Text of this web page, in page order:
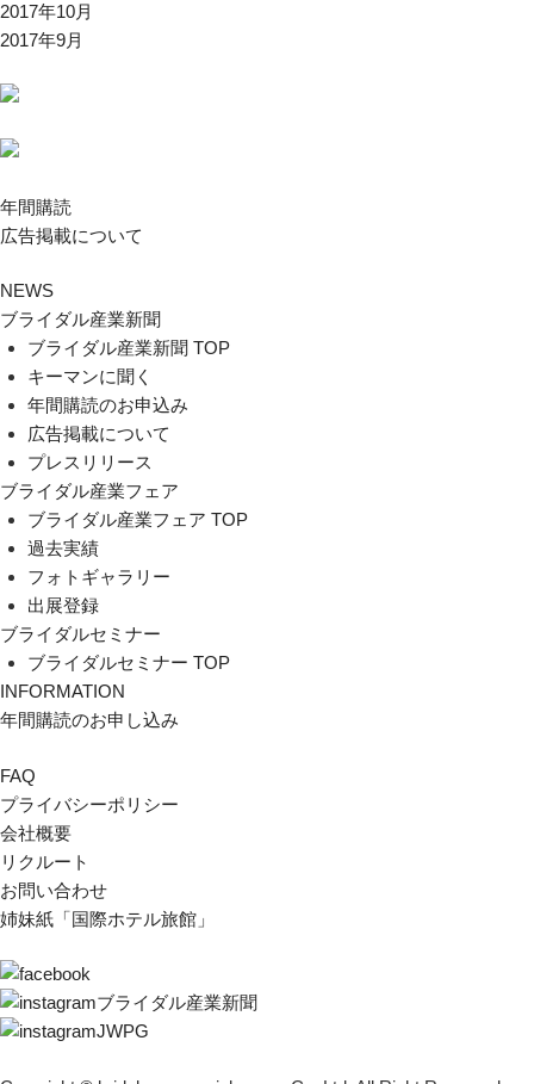
2017年10月
2017年9月
年間購読
広告掲載について
NEWS
ブライダル産業新聞
ブライダル産業新聞 TOP
キーマンに聞く
年間購読のお申込み
広告掲載について
プレスリリース
ブライダル産業フェア
ブライダル産業フェア TOP
過去実績
フォトギャラリー
出展登録
ブライダルセミナー
ブライダルセミナー TOP
INFORMATION
年間購読のお申し込み
FAQ
プライバシーポリシー
会社概要
リクルート
お問い合わせ
姉妹紙「国際ホテル旅館」
ブライダル産業新聞
JWPG